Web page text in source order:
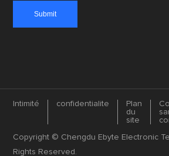
Intimité confidentialite
Plan
du
site
Copyright © Chengdu Ebyte Electronic
Rights Reserved.